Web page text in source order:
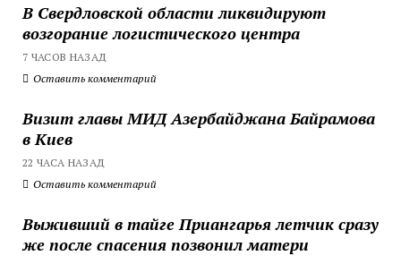
В Свердловской области ликвидируют
возгорание логистического центра
7 ЧАСОВ НАЗАД
Оставить комментарий
Визит главы МИД Азербайджана Байрамова
в Киев
22 ЧАСА НАЗАД
Оставить комментарий
Выживший в тайге Приангарья летчик сразу
же после спасения позвонил матери